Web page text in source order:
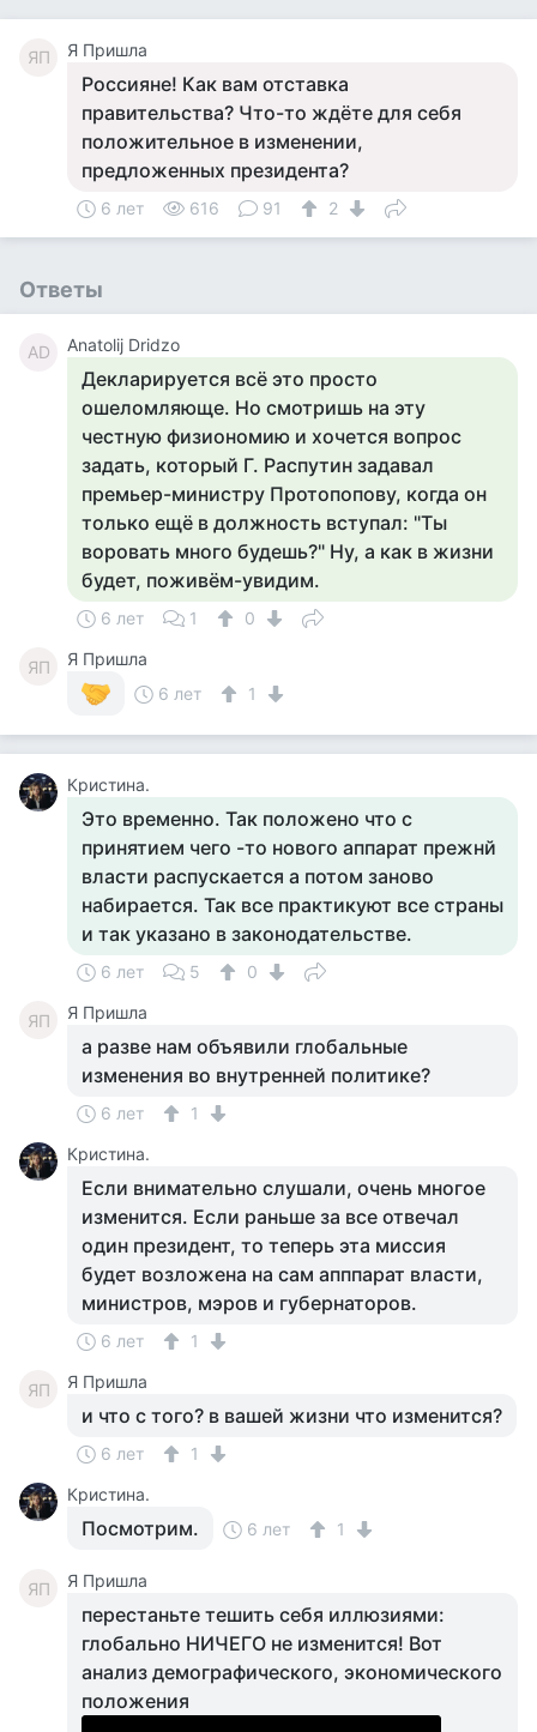
ЯП Я Пришла
Россияне! Как вам отставка
правительства? Что-то ждёте для себя
положительное в изменении,
предложенных президента?
6 лет 616 91 2
Ответы
AD Anatolij Dridzo
Декларируется всё это просто
ошеломляюще. Но смотришь на эту
честную физиономию и хочется вопрос
задать, который Г. Распутин задавал
премьер-министру Протопопову, когда он
только ещё в должность вступал: "Ты
воровать много будешь?" Ну, а как в жизни
будет, поживём-увидим.
6 лет 1 0
ЯП
Я Пришла
6 лет
1
Кристина.
Это временно. Так положено что с
принятием чего -то нового аппарат прежнй
власти распускается а потом заново
набирается. Так все практикуют все страны
и так указано в законодательстве.
6 лет 5 0
ЯП Я Пришла
а разве нам объявили глобальные
изменения во внутренней политике?
6 лет
1
Кристина.
Если внимательно слушали, очень многое
изменится. Если раньше за все отвечал
один президент, то теперь эта миссия
будет возложена на сам апппарат власти,
министров, мэров и губернаторов.
6 лет 1
ЯП Я Пришла
и что с того? в вашей жизни что изменится?
6 лет
1
Кристина.
Посмотрим. 6 лет 1
ЯП Я Пришла
перестаньте тешить себя иллюзиями:
глобально НИЧЕГО не изменится! Вот
анализ демографического, экономического
положения